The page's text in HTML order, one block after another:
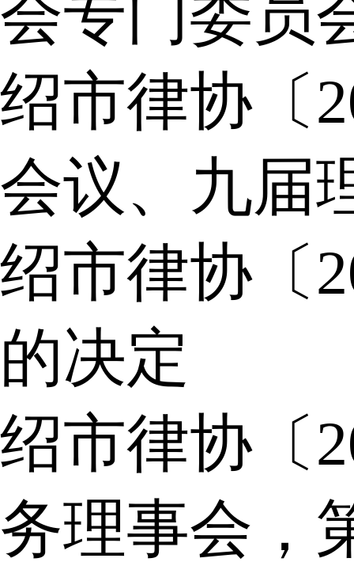
会专门委员
绍市律协〔
会议、九届
绍市律协〔
的决定
绍市律协〔
务理事会，